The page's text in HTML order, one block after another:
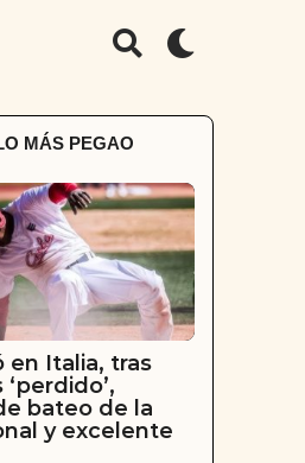
MÁS PEGAO
en Italia, tras
bateo de la
y excelente